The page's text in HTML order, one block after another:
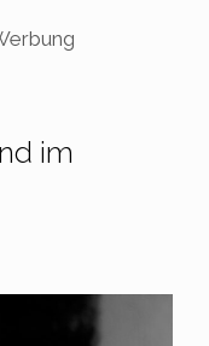
im